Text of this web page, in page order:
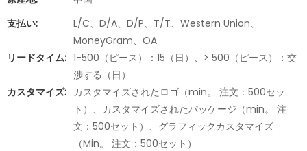
支払い:
L/C、D/A、D/P、T/T、Western Union、
MoneyGram、OA
リードタイム: 1-500（ピース）：15（日）、> 500（ピース）：交
渉する（日）
カスタマイズ: カスタマイズされたロゴ（min。 注文：500セッ
ト）、カスタマイズされたパッケージ（min。 注
文：500セット）、グラフィックカスタマイズ
（Min。 注文：500セット）